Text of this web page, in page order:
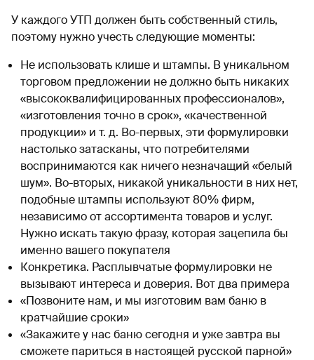
У каждого УТП должен быть собственный стиль,
поэтому нужно учесть следующие моменты:
Не использовать клише и штампы. В уникальном
торговом предложении не должно быть никаких
«высококвалифицированных профессионалов»,
«изготовления точно в срок», «качественной
продукции» и т. д. Во-первых, эти формулировки
настолько затасканы, что потребителями
воспринимаются как ничего незначащий «белый
шум». Во-вторых, никакой уникальности в них нет,
подобные штампы используют 80% фирм,
независимо от ассортимента товаров и услуг.
Нужно искать такую фразу, которая зацепила бы
именно вашего покупателя
Конкретика. Расплывчатые формулировки не
вызывают интереса и доверия. Вот два примера
«Позвоните нам, и мы изготовим вам баню в
кратчайшие сроки»
«Закажите у нас баню сегодня и уже завтра вы
сможете париться в настоящей русской парной»